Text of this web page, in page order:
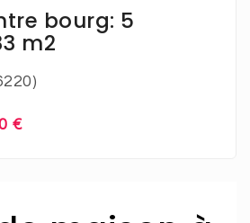
bourg: 5
m2
€